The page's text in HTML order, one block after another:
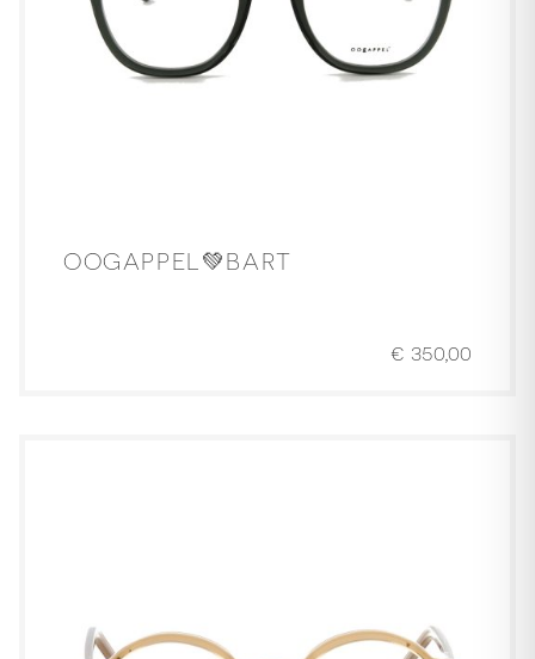
OOGAPPEL💚BART
€ 350,00